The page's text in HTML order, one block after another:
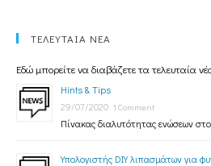
ΤΕΛΕΥΤΑΙΑ ΝΕΑ
Εδώ μπορείτε να διαβάζετε τα τελευταία
Hints & Tips
29/07/2020 1 Comment
Πίνακας διαλυτότητας ενώσεων
Υπολογιστής DIY λιπασμάτων για